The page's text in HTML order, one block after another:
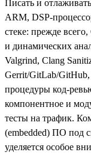
Писать и
ARM, DSP-
стеке: прежде
и динамических
Valgrind, Clang
Gerrit/GitLab/
процедуры код-
компонентное и
тесты на трафик.
(embedded) ПО под
уделяется особое